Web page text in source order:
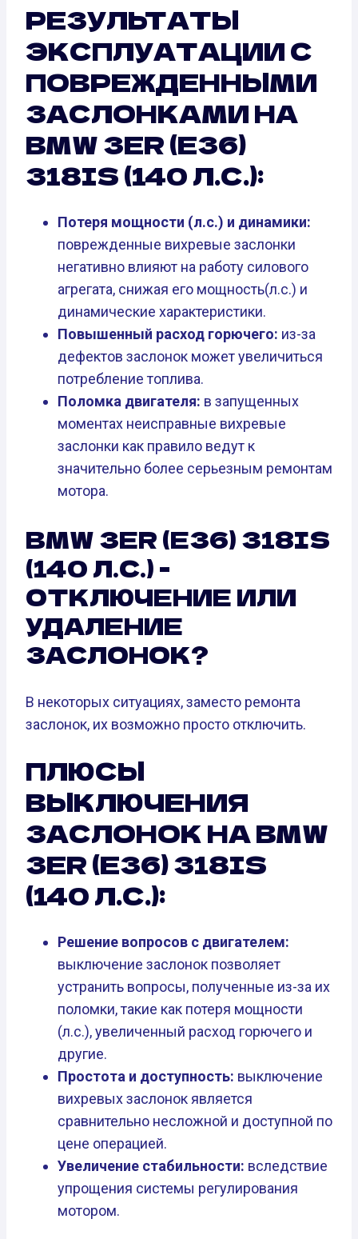
РЕЗУЛЬТАТЫ
ЭКСПЛУАТАЦИИ С
ПОВРЕЖДЕННЫМИ
ЗАСЛОНКАМИ НА
BMW 3ER (E36)
318IS (140 Л.С.):
Потеря мощности (л.с.) и динамики:
поврежденные вихревые заслонки
негативно влияют на работу силового
агрегата, снижая его мощность(л.с.) и
динамические характеристики.
Повышенный расход горючего: из-за
дефектов заслонок может увеличиться
потребление топлива.
Поломка двигателя: в запущенных
моментах неисправные вихревые
заслонки как правило ведут к
значительно более серьезным ремонтам
мотора.
BMW 3ER (E36) 318IS
(140 Л.С.) -
ОТКЛЮЧЕНИЕ ИЛИ
УДАЛЕНИЕ
ЗАСЛОНОК?
В некоторых ситуациях, заместо ремонта
заслонок, их возможно просто отключить.
ПЛЮСЫ
ВЫКЛЮЧЕНИЯ
ЗАСЛОНОК НА BMW
3ER (E36) 318IS
(140 Л.С.):
Решение вопросов с двигателем:
выключение заслонок позволяет
устранить вопросы, полученные из-за их
поломки, такие как потеря мощности
(л.с.), увеличенный расход горючего и
другие.
Простота и доступность: выключение
вихревых заслонок является
сравнительно несложной и доступной по
цене операцией.
Увеличение стабильности: вследствие
упрощения системы регулирования
мотором.